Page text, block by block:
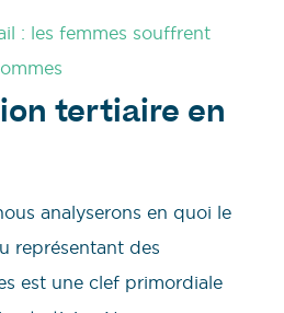
: les femmes souffrent
tertiaire en
analyserons en quoi le
représentant des
est une clef primordiale